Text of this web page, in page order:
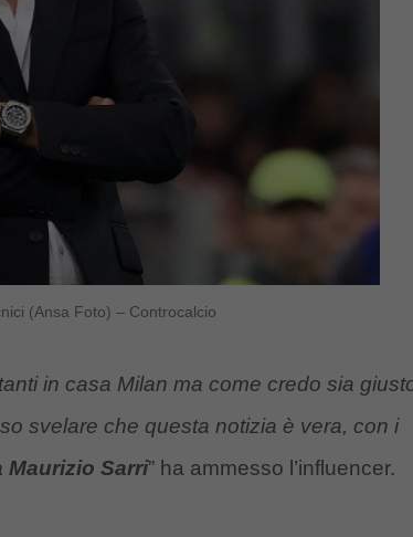
(Ansa Foto) – Controcalcio
in casa Milan ma come credo sia
svelare che questa notizia è vera, con i
Maurizio Sarri” ha ammesso l’influencer.